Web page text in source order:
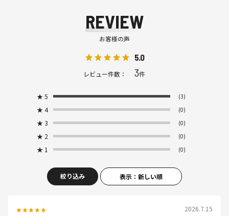
REVIEW
お客様の声
5.0
レビュー件数： 3件
★ 5 (3)
★ 4 (0)
★ 3 (0)
★ 2 (0)
★ 1 (0)
絞り込み 表示：新しい順
2026.7.15